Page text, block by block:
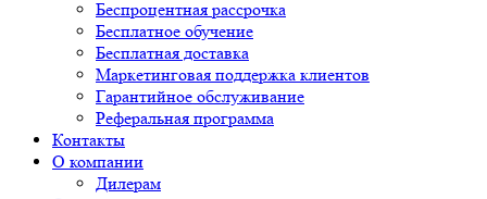
Беспроцентная рассрочка
Бесплатное обучение
Бесплатная доставка
Маркетинговая поддержка клиентов
Гарантийное обслуживание
Реферальная программа
Контакты
О компании
Дилерам